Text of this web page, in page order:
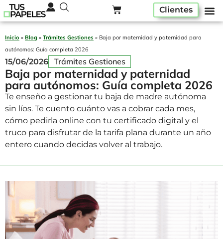
Clientes
Inicio » Blog » Trámites Gestiones » Baja por maternidad y paternidad para
autónomos: Guía completa 2026
15/06/2026 Trámites Gestiones
Baja por maternidad y paternidad
para autónomos: Guía completa 2026
Te enseño a gestionar tu baja de madre autónoma
sin líos. Te cuento cuánto vas a cobrar cada mes,
cómo pedirla online con tu certificado digital y el
truco para disfrutar de la tarifa plana durante un año
entero cuando decidas volver al trabajo.